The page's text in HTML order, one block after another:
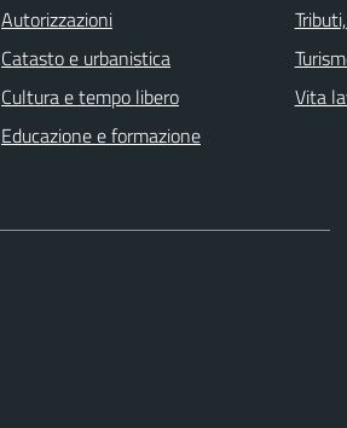
Autorizzazioni
Catasto e urbanistica
Cultura e tempo libero
Educazione e formazione
Vita